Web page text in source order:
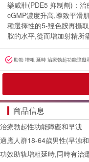
樂威壯(PDE5 抑制劑)：
cGMP濃度升高,導致平滑
種選擇性的5-羥色胺再攝
胺的水平,從而增加射精所
助勃 增粗 延時 治療勃起功能障礙
商品信息
治療勃起性功能障礙和早洩
適應人群18-64歲男性(早浊
功效助轨增粗延時,同時有治